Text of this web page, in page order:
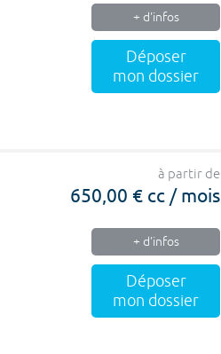
+ d'infos
Déposer
mon dossier
à partir de
650,00 € cc / mois
+ d'infos
Déposer
mon dossier